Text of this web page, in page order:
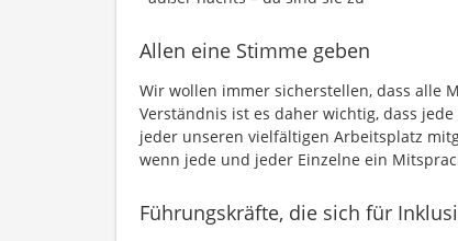
Allen eine Stimme geben
Wir wollen immer sicherstellen, dass alle
Verständnis ist es daher wichtig, dass
jeder unseren vielfältigen Arbeitsplatz
wenn jede und jeder Einzelne ein
Führungskräfte, die sich für